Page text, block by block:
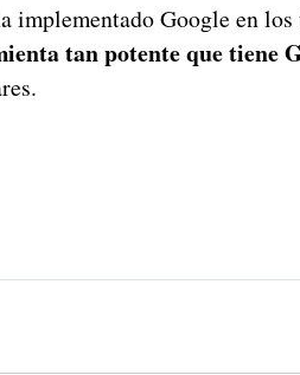
implementado Google en
tan potente que tiene